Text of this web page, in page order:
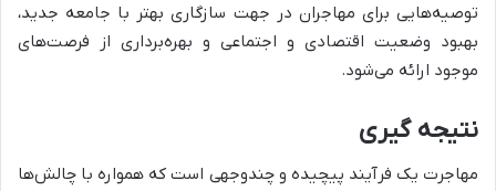
توصیه‌هایی برای مهاجران در جهت سازگاری بهتر با جامعه جدید،
بهبود وضعیت اقتصادی و اجتماعی و بهره‌برداری از فرصت‌های
موجود ارائه می‌شود.
نتیجه گیری
مهاجرت یک فرآیند پیچیده و چندوجهی است که همواره با چالش‌ها